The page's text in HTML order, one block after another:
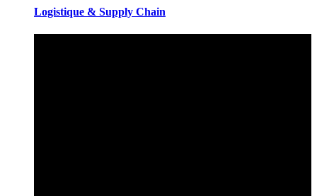
Logistique & Supply Chain